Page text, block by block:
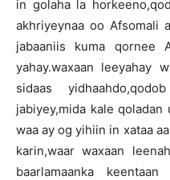
in golaha la
akhriyeynaa oo Afsomali
jabaaniis kuma qornee
yahay.waxaan leeyahay
sidaas
jabiyey,mida kale qoladan
waa ay og yihiin in xataa
karin,waar waxaan
baarlamaanka